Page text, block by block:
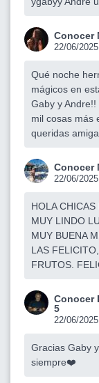
Conocer
22/06/2025
Qué noche
mágicos en
Gaby y
mil cosas más
queridas
Conocer
22/06/2025
HOLA CHICAS
MUY LINDO
MUY BUENA
LAS
FRUTOS.
Conocer
5
22/06/2025
Gracias Gaby
siempre❤️